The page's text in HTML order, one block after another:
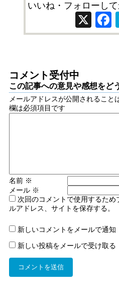
いいね・フォローし
X
コメント受付中
この記事への意見や感想をど
メールアドレスが公開されること
欄は必須項目です
名前 ※
メール ※
次回のコメントで使用するた
ルアドレス、サイトを保存する。
新しいコメントをメールで通知
新しい投稿をメールで受け取る